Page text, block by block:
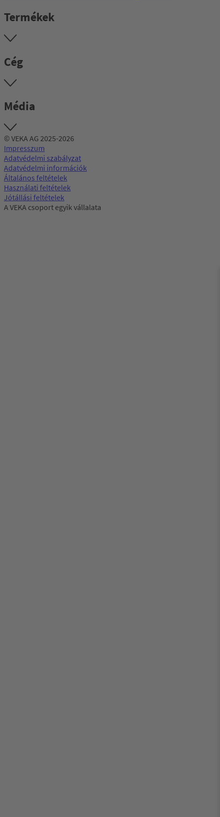
Termékek
Cég
Média
© VEKA AG 2025-2026
Impresszum
Adatvédelmi szabályzat
Adatvédelmi információk
Általános feltételek
Használati feltételek
Jótállási feltételek
A VEKA csoport egyik vállalata